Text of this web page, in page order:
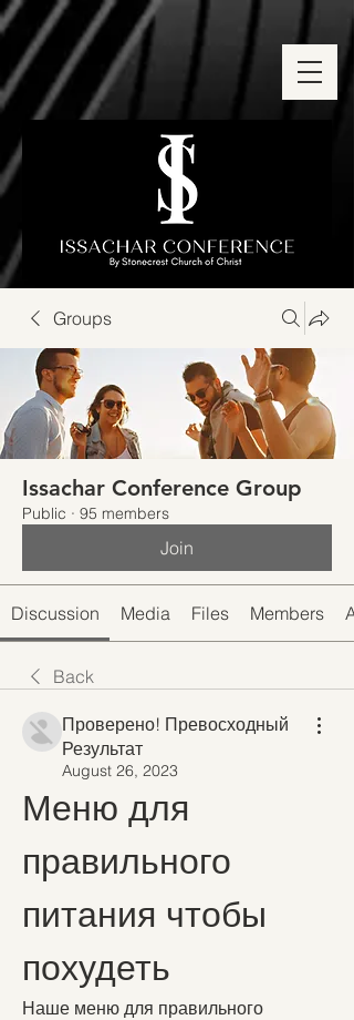
Groups
Issachar Conference Group
Public · 95 members
Join
Discussion Media Files Members
Back
Проверено! Превосходный
Результат
August 26, 2023
Меню для
правильного
питания чтобы
похудеть
Наше меню для правильного